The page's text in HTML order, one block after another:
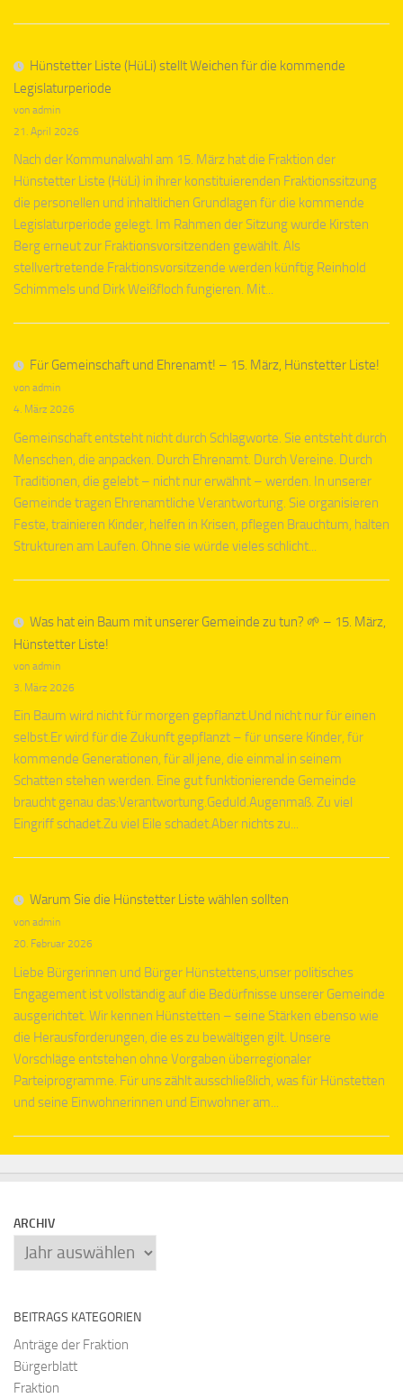
Hünstetter Liste (HüLi) stellt Weichen für die kommende
Legislaturperiode
von admin
21. April 2026
Nach der Kommunalwahl am 15. März hat die Fraktion der
Hünstetter Liste (HüLi) in ihrer konstituierenden Fraktionssitzung
die personellen und inhaltlichen Grundlagen für die kommende
Legislaturperiode gelegt. Im Rahmen der Sitzung wurde Kirsten
Berg erneut zur Fraktionsvorsitzenden gewählt. Als
stellvertretende Fraktionsvorsitzende werden künftig Reinhold
Schimmels und Dirk Weißfloch fungieren. Mit...
Für Gemeinschaft und Ehrenamt! – 15. März, Hünstetter Liste!
von admin
4. März 2026
Gemeinschaft entsteht nicht durch Schlagworte. Sie entsteht durch
Menschen, die anpacken. Durch Ehrenamt. Durch Vereine. Durch
Traditionen, die gelebt – nicht nur erwähnt – werden. In unserer
Gemeinde tragen Ehrenamtliche Verantwortung. Sie organisieren
Feste, trainieren Kinder, helfen in Krisen, pflegen Brauchtum, halten
Strukturen am Laufen. Ohne sie würde vieles schlicht...
Was hat ein Baum mit unserer Gemeinde zu tun? 🌱 – 15. März,
Hünstetter Liste!
von admin
3. März 2026
Ein Baum wird nicht für morgen gepflanzt.Und nicht nur für einen
selbst.Er wird für die Zukunft gepflanzt – für unsere Kinder, für
kommende Generationen, für all jene, die einmal in seinem
Schatten stehen werden. Eine gut funktionierende Gemeinde
braucht genau das:Verantwortung.Geduld.Augenmaß. Zu viel
Eingriff schadet.Zu viel Eile schadet.Aber nichts zu...
Warum Sie die Hünstetter Liste wählen sollten
von admin
20. Februar 2026
Liebe Bürgerinnen und Bürger Hünstettens,unser politisches
Engagement ist vollständig auf die Bedürfnisse unserer Gemeinde
ausgerichtet. Wir kennen Hünstetten – seine Stärken ebenso wie
die Herausforderungen, die es zu bewältigen gilt. Unsere
Vorschläge entstehen ohne Vorgaben überregionaler
Parteiprogramme. Für uns zählt ausschließlich, was für Hünstetten
und seine Einwohnerinnen und Einwohner am...
ARCHIV
Archiv
BEITRAGS KATEGORIEN
Anträge der Fraktion
Bürgerblatt
Fraktion